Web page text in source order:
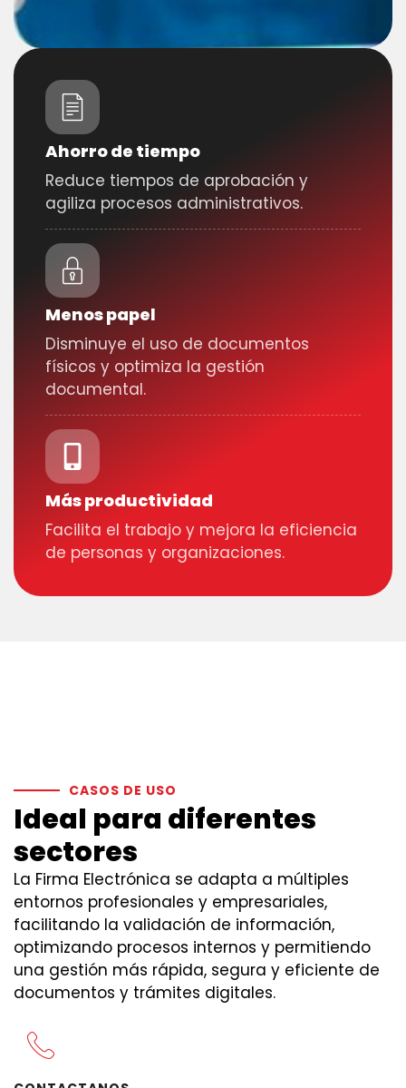
Ahorro de tiempo
Reduce tiempos de aprobación y
agiliza procesos administrativos.
Menos papel
Disminuye el uso de documentos
físicos y optimiza la gestión
documental.
Más productividad
Facilita el trabajo y mejora la eficiencia
de personas y organizaciones.
CASOS DE USO
Ideal para diferentes
sectores
La Firma Electrónica se adapta a múltiples
entornos profesionales y empresariales,
facilitando la validación de información,
optimizando procesos internos y permitiendo
una gestión más rápida, segura y eficiente de
documentos y trámites digitales.